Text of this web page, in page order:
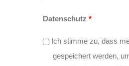
Datenschutz*
Ich stimme zu, dass
gespeichert werden,